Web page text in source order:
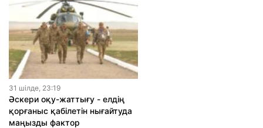
31 шiлде, 23:19
Әскери оқу-жаттығу - елдің
қорғаныс қабілетін нығайтуда
маңызды фактор